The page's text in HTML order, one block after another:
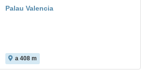
Palau Valencia
a 408 m